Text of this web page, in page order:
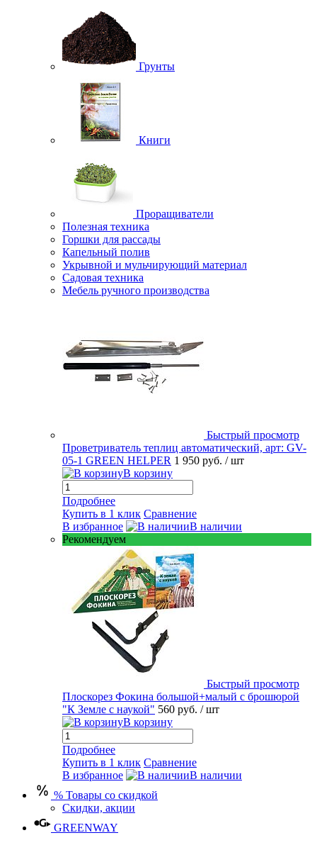
Грунты
Книги
Проращиватели
Полезная техника
Горшки для рассады
Капельный полив
Укрывной и мульчирующий материал
Садовая техника
Мебель ручного производства
Быстрый просмотр
Проветриватель теплиц автоматический, арт: GV-
05-1 GREEN HELPER 1 950 руб. / шт
В корзину
Подробнее
Купить в 1 клик Сравнение
В избранное
В наличии
Рекомендуем
Быстрый просмотр
Плоскорез Фокина большой+малый с брошюрой
"К Земле с наукой" 560 руб. / шт
В корзину
Подробнее
Купить в 1 клик Сравнение
В избранное
В наличии
% Товары со скидкой
Скидки, акции
GREENWAY